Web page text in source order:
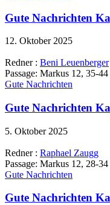
Gute Nachrichten
12. Oktober 2025
Redner : Beni Leuenberger
Passage: Markus 12, 35-44
Gute Nachrichten
Gute Nachrichten
5. Oktober 2025
Redner : Raphael Zaugg
Passage: Markus 12, 28-34
Gute Nachrichten
Gute Nachrichten